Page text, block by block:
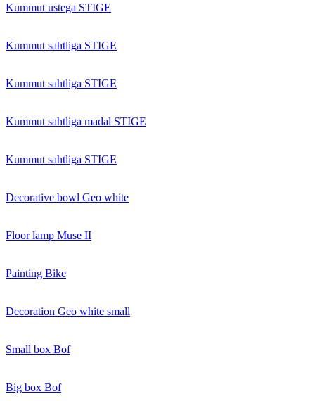
Kummut ustega STIGE
Kummut sahtliga STIGE
Kummut sahtliga STIGE
Kummut sahtliga madal STIGE
Kummut sahtliga STIGE
Decorative bowl Geo white
Floor lamp Muse II
Painting Bike
Decoration Geo white small
Small box Bof
Big box Bof